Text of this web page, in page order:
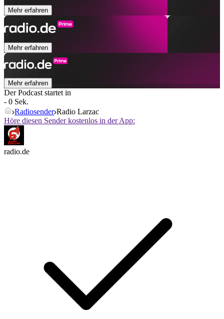
Mehr erfahren
Mehr erfahren
Mehr erfahren
Der Podcast startet in
- 0 Sek.
Radiosender Radio Larzac
Höre diesen Sender kostenlos in der App:
radio.de